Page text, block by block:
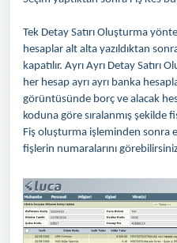
Tek Detay Satırı Oluşturma
hesaplar alt alta yazıldıktan
kapatılır. Ayrı Ayrı Detay Satırı
her hesap ayrı ayrı banka
görüntüsünde borç ve alacak
koduna göre sıralanmış şekilde
Fiş oluşturma işleminden sonra
fişlerin numaralarını